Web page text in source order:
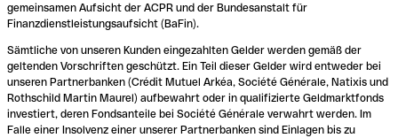
gemeinsamen Aufsicht der ACPR und der Bundesanstalt für
Finanzdienstleistungsaufsicht (BaFin).
Sämtliche von unseren Kunden eingezahlten Gelder werden gemäß der
geltenden Vorschriften geschützt. Ein Teil dieser Gelder wird entweder bei
unseren Partnerbanken (Crédit Mutuel Arkéa, Société Générale, Natixis und
Rothschild Martin Maurel) aufbewahrt oder in qualifizierte Geldmarktfonds
investiert, deren Fondsanteile bei Société Générale verwahrt werden. Im
Falle einer Insolvenz einer unserer Partnerbanken sind Einlagen bis zu